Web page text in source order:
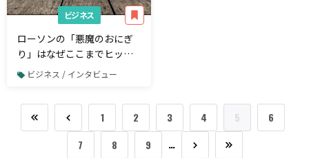
ビジネス
ローソンの「悪魔のおにぎ
り」はなぜここまでヒット
したのか？
ビジネス / インタビュー
1 2 3 4 5
6
7
8 9 …